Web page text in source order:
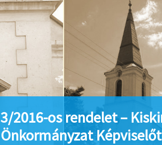
3/2016-os rendelet –
Önkormányzat